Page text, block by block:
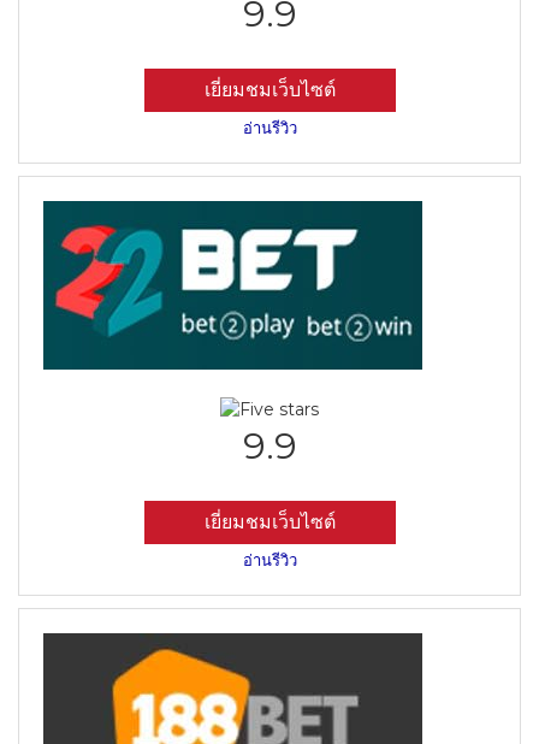
9.9
เยี่ยมชมเว็บไซต์
อ่านรีวิว
9.9
เยี่ยมชมเว็บไซต์
อ่านรีวิว